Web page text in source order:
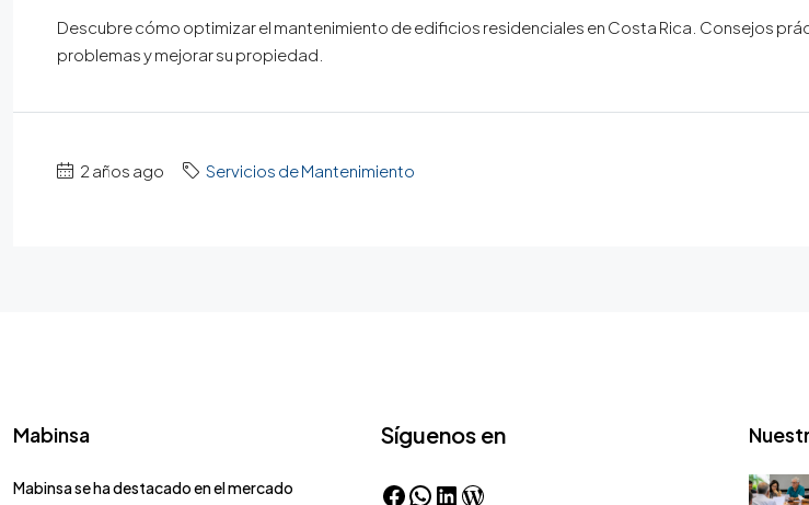
Descubre cómo optimizar el mantenimiento de edificios residenciales en Costa Rica. Consejos
problemas y mejorar su propiedad.
2 años ago Servicios de Mantenimiento
Mabinsa
Mabinsa se ha destacado en el mercado
Síguenos en